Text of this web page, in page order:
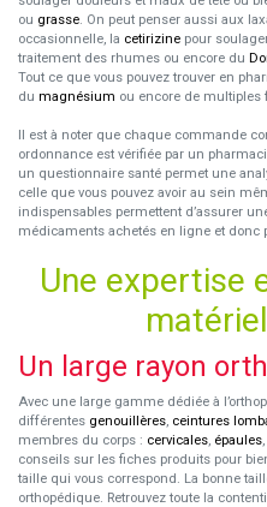
ou grasse. On peut penser aussi aux
occasionnelle, la cetirizine pour
traitement des rhumes ou encore du
Tout ce que vous pouvez trouver en
du magnésium ou encore de multiples
Il est à noter que chaque commande
ordonnance est vérifiée par un
un questionnaire santé permet une
celle que vous pouvez avoir au sein
indispensables permettent d’assurer
médicaments achetés en ligne et donc
Une expertise
Un large rayon
Avec une large gamme dédiée à
différentes genouillères, ceintures
membres du corps : cervicales, épaules
conseils sur les fiches produits pour
taille qui vous correspond. La bonne
orthopédique. Retrouvez toute la